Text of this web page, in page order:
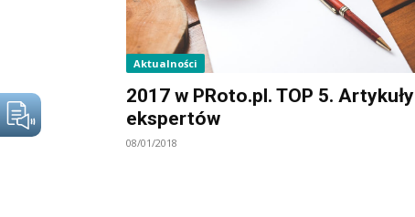
Aktualności
2017 w PRoto.pl. TOP 5. Artykuły
ekspertów
08/01/2018